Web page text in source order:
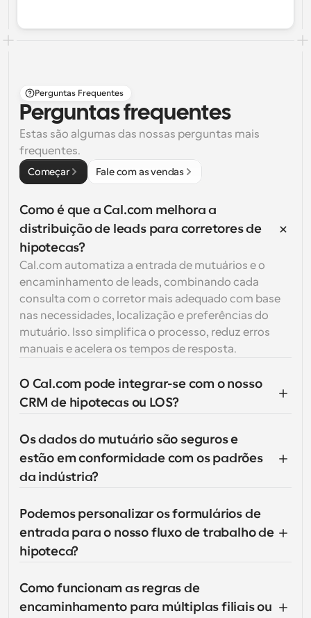
Perguntas Frequentes
Perguntas frequentes
Estas são algumas das nossas perguntas mais
frequentes.
Começar Fale com as vendas
Como é que a Cal.com melhora a
distribuição de leads para corretores de
hipotecas?
Cal.com automatiza a entrada de mutuários e o
encaminhamento de leads, combinando cada
consulta com o corretor mais adequado com base
nas necessidades, localização e preferências do
mutuário. Isso simplifica o processo, reduz erros
manuais e acelera os tempos de resposta.
O Cal.com pode integrar-se com o nosso
CRM de hipotecas ou LOS?
Os dados do mutuário são seguros e
estão em conformidade com os padrões
da indústria?
Podemos personalizar os formulários de
entrada para o nosso fluxo de trabalho de
hipoteca?
Como funcionam as regras de
encaminhamento para múltiplas filiais ou